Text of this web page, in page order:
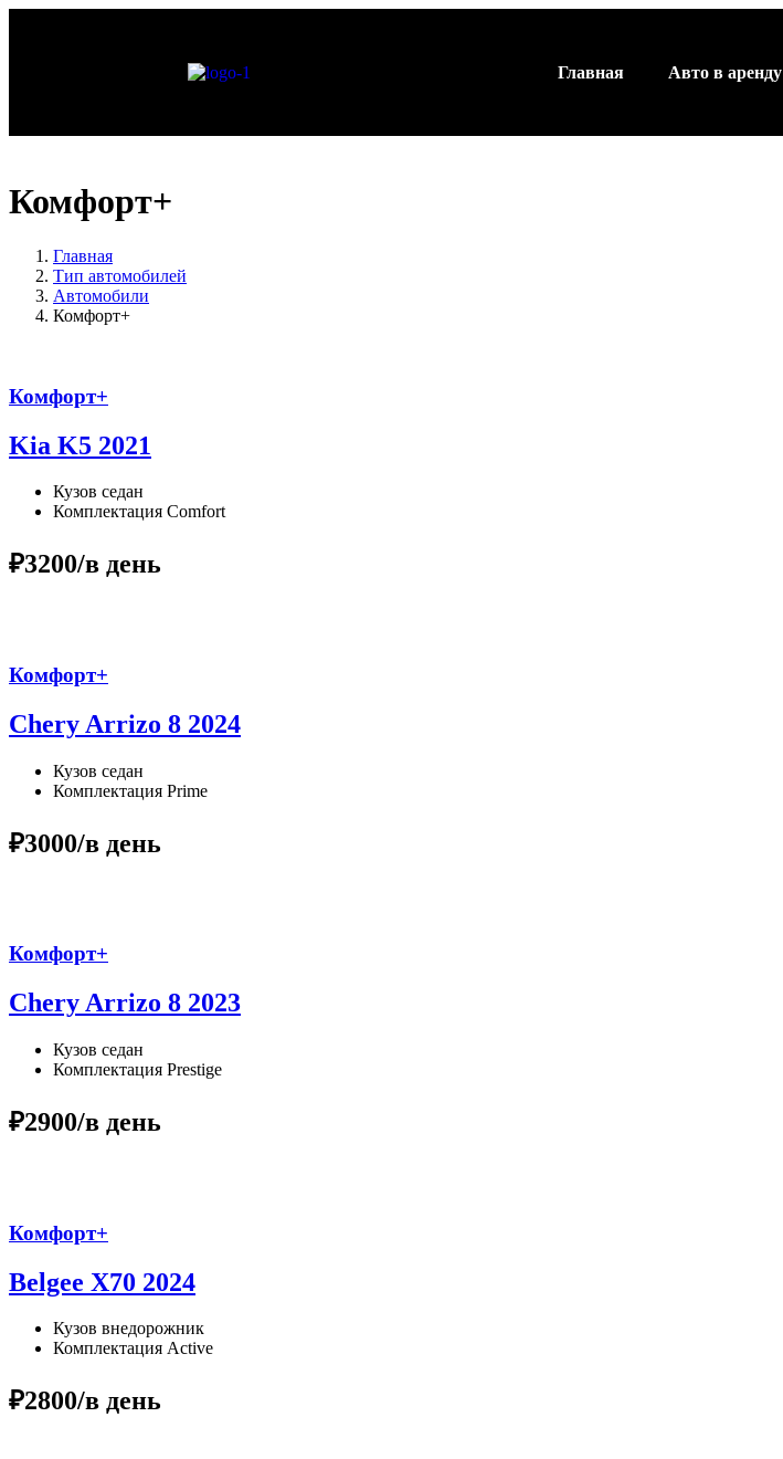
Главная Авто в аренду
Комфорт+
Главная
Тип автомобилей
Автомобили
Комфорт+
Комфорт+
Kia K5 2021
Кузов седан
Комплектация Comfort
₽3200/в день
Комфорт+
Chery Arrizo 8 2024
Кузов седан
Комплектация Prime
₽3000/в день
Комфорт+
Chery Arrizo 8 2023
Кузов седан
Комплектация Prestige
₽2900/в день
Комфорт+
Belgee X70 2024
Кузов внедорожник
Комплектация Active
₽2800/в день